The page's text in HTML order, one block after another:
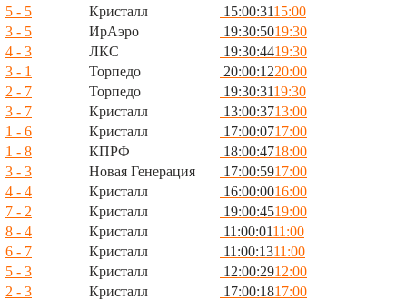
5 - 5 Кристалл 15:00:3115:00
3 - 5 ИрАэро 19:30:5019:30
4 - 3 ЛКС 19:30:4419:30
3 - 1 Торпедо 20:00:1220:00
2 - 7 Торпедо 19:30:3119:30
3 - 7 Кристалл 13:00:3713:00
1 - 6 Кристалл 17:00:0717:00
1 - 8 КПРФ 18:00:4718:00
3 - 3 Новая Генерация 17:00:5917:00
4 - 4 Кристалл 16:00:0016:00
7 - 2 Кристалл 19:00:4519:00
8 - 4 Кристалл 11:00:0111:00
6 - 7 Кристалл 11:00:1311:00
5 - 3 Кристалл 12:00:2912:00
2 - 3 Кристалл 17:00:1817:00